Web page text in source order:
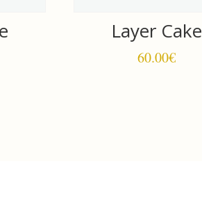
Layer Cake
60.00€